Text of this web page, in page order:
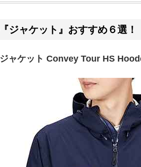
ジャケット』おすすめ６選！
ャケット Convey Tour HS